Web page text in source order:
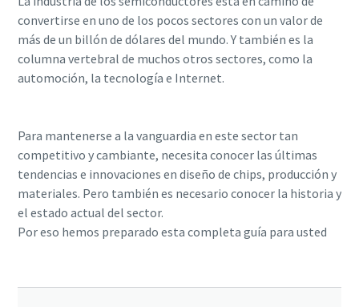
convertirse en uno de los pocos sectores con un valor de
más de un billón de dólares del mundo. Y también es la
columna vertebral de muchos otros sectores, como la
automoción, la tecnología e Internet.
Para mantenerse a la vanguardia en este sector tan
competitivo y cambiante, necesita conocer las últimas
tendencias e innovaciones en diseño de chips, producción y
materiales. Pero también es necesario conocer la historia y
el estado actual del sector.
Por eso hemos preparado esta completa guía para usted